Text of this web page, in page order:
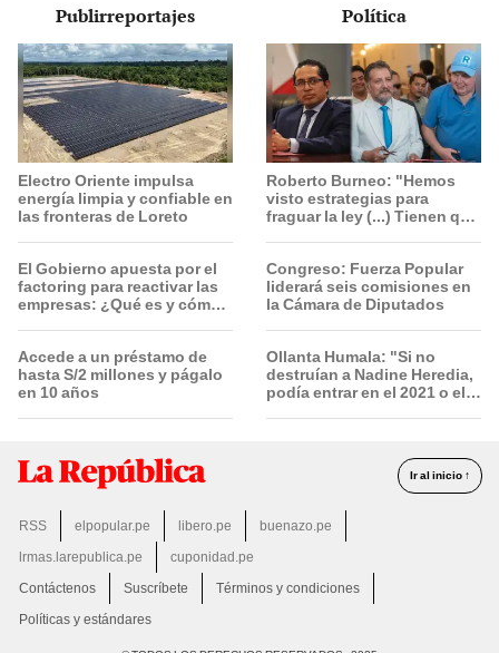
Publirreportajes
Electro Oriente impulsa
energía limpia y confiable en
las fronteras de Loreto
El Gobierno apuesta por el
factoring para reactivar las
empresas: ¿Qué es y cómo
Accede a un préstamo de
hasta S/2 millones y págalo
en 10 años
Política
Roberto Burneo: "Hemos
visto estrategias para
fraguar la ley (...) Tienen que
Congreso: Fuerza Popular
liderará seis comisiones en
la Cámara de Diputados
Ollanta Humala: "Si no
destruían a Nadine Heredia,
podía entrar en el 2021 o el
Ir al inicio ↑
RSS elpopular.pe libero.pe
buenazo.pe
lrmas.larepublica.pe
cuponidad.pe
Contáctenos
Suscríbete
Términos y condiciones
Políticas y estándares